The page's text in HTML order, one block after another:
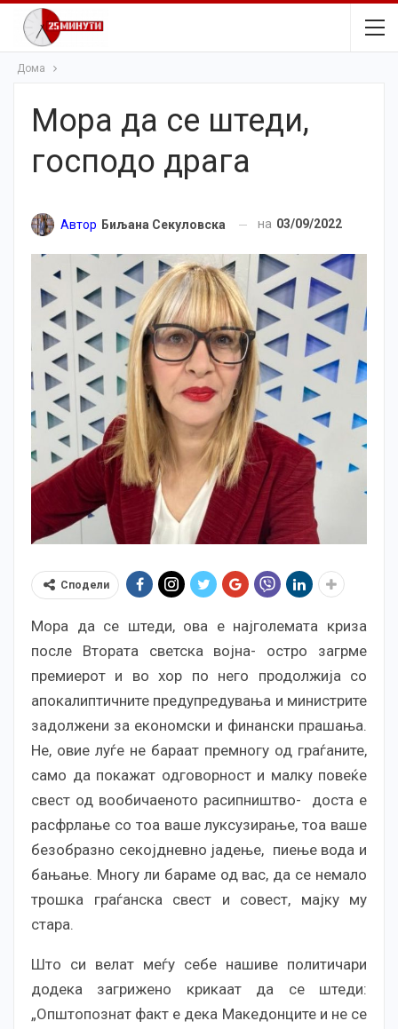
Дома
Мора да се штеди,
господо драга
Автор Биљана Секуловска на 03/09/2022
Сподели
Мора да се штеди, ова е најголемата криза
после Втората светска војна- остро загрме
премиерот и во хор по него продолжија со
апокалиптичните предупредувања и министрите
задолжени за економски и финански прашања.
Не, овие луѓе не бараат премногу од граѓаните,
само да покажат одговорност и малку повеќе
свест од вообичаеното расипништво- доста е
расфрлање со тоа ваше луксузирање, тоа ваше
безобразно секојдневно јадење, пиење вода и
бањање. Многу ли бараме од вас, да се немало
трошка граѓанска свест и совест, мајку му
стара.
Што си велат меѓу себе нашиве политичари
додека загрижено крикаат да се штеди:
„Општопознат факт е дека Македонците и не се